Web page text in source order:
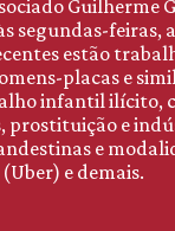
Guilherme
segundas-feiras,
estão
placas e
infantil ilícito,
prostituição e
e
e demais.